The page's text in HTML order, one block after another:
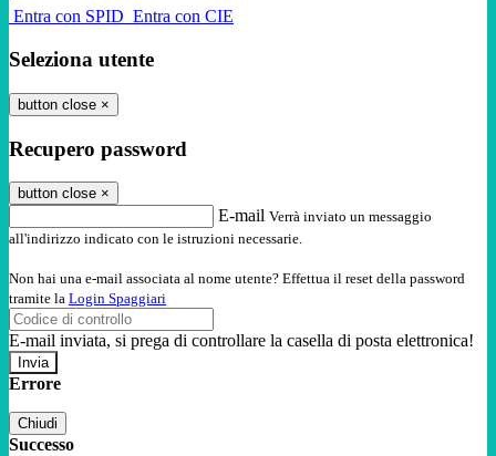
Entra con SPID Entra con CIE
Seleziona utente
button close ×
Recupero password
button close ×
E-mail Verrà inviato un messaggio
all'indirizzo indicato con le istruzioni necessarie.
Non hai una e-mail associata al nome utente? Effettua il reset della password
tramite la Login Spaggiari
E-mail inviata, si prega di controllare la casella di posta elettronica!
Errore
Chiudi
Successo